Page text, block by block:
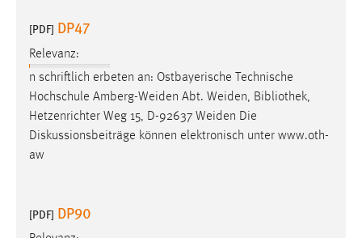
[PDF] DP47
Relevanz:
n schriftlich erbeten an: Ostbayerische Technische
Hochschule Amberg-Weiden Abt. Weiden, Bibliothek,
Hetzenrichter Weg 15, D-92637 Weiden Die
Diskussionsbeiträge können elektronisch unter www.oth-
aw
[PDF] DP90
STATISTIK
Statistik Cookies erfassen Informationen anonym.
Diese Informationen helfen uns zu verstehen, wie
unsere Besucher unsere Website nutzen.
Matomo
Zweck: